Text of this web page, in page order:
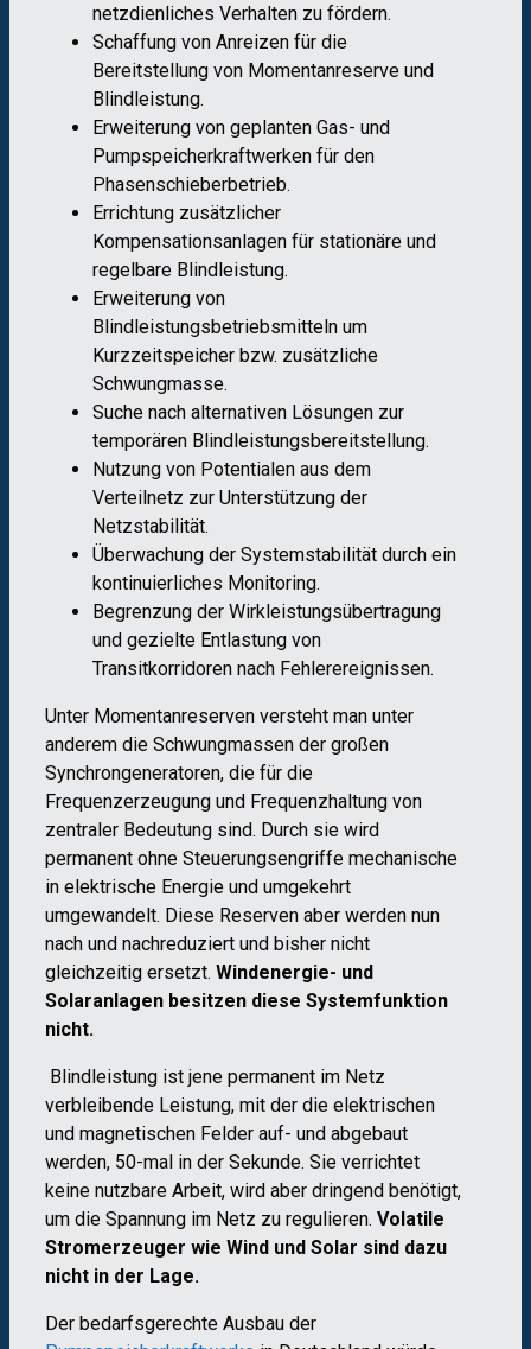
netzdienliches Verhalten zu fördern.
Schaffung von Anreizen für die
Bereitstellung von Momentanreserve und
Blindleistung.
Erweiterung von geplanten Gas- und
Pumpspeicherkraftwerken für den
Phasenschieberbetrieb.
Errichtung zusätzlicher
Kompensationsanlagen für stationäre und
regelbare Blindleistung.
Erweiterung von
Blindleistungsbetriebsmitteln um
Kurzzeitspeicher bzw. zusätzliche
Schwungmasse.
Suche nach alternativen Lösungen zur
temporären Blindleistungsbereitstellung.
Nutzung von Potentialen aus dem
Verteilnetz zur Unterstützung der
Netzstabilität.
Überwachung der Systemstabilität durch ein
kontinuierliches Monitoring.
Begrenzung der Wirkleistungsübertragung
und gezielte Entlastung von
Transitkorridoren nach Fehlerereignissen.
Unter Momentanreserven versteht man unter
anderem die Schwungmassen der großen
Synchrongeneratoren, die für die
Frequenzerzeugung und Frequenzhaltung von
zentraler Bedeutung sind. Durch sie wird
permanent ohne Steuerungsengriffe mechanische
in elektrische Energie und umgekehrt
umgewandelt. Diese Reserven aber werden nun
nach und nachreduziert und bisher nicht
gleichzeitig ersetzt. Windenergie- und
Solaranlagen besitzen diese Systemfunktion
nicht.
Blindleistung ist jene permanent im Netz
verbleibende Leistung, mit der die elektrischen
und magnetischen Felder auf- und abgebaut
werden, 50-mal in der Sekunde. Sie verrichtet
keine nutzbare Arbeit, wird aber dringend benötigt,
um die Spannung im Netz zu regulieren. Volatile
Stromerzeuger wie Wind und Solar sind dazu
nicht in der Lage.
Der bedarfsgerechte Ausbau der